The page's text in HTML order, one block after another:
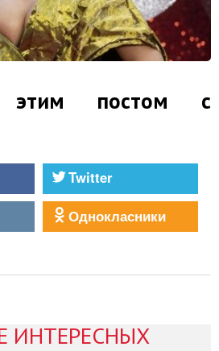
этим постом с
Twitter
Однокласники
ИНТЕРЕСНЫХ